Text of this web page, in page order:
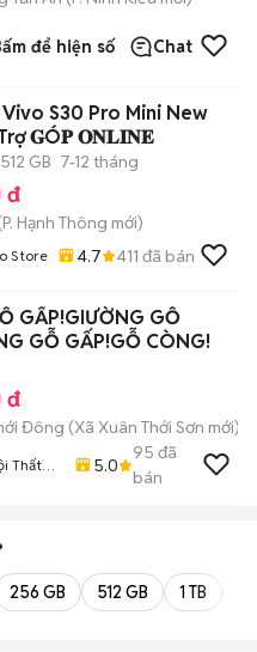
để hiện số Chat
Vivo S30 Pro Mini New
𝐆Ó𝐏 𝐎𝐍𝐋𝐈𝐍𝐄
512 GB 7-12 tháng
đ
P. Hạnh Thông mới)
Store 4.7 411 đã bán
GẤP!GIƯỜNG GỖ
GỖ GẤP!GỖ CÒNG!
đ
Đông (Xã Xuân Thới Sơn mới)
Thất
5.0
95 đã
bán
256 GB 512 GB 1 TB